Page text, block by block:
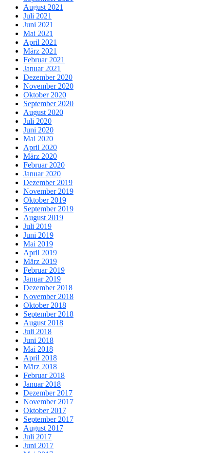
August 2021
Juli 2021
Juni 2021
Mai 2021
April 2021
März 2021
Februar 2021
Januar 2021
Dezember 2020
November 2020
Oktober 2020
September 2020
August 2020
Juli 2020
Juni 2020
Mai 2020
April 2020
März 2020
Februar 2020
Januar 2020
Dezember 2019
November 2019
Oktober 2019
September 2019
August 2019
Juli 2019
Juni 2019
Mai 2019
April 2019
März 2019
Februar 2019
Januar 2019
Dezember 2018
November 2018
Oktober 2018
September 2018
August 2018
Juli 2018
Juni 2018
Mai 2018
April 2018
März 2018
Februar 2018
Januar 2018
Dezember 2017
November 2017
Oktober 2017
September 2017
August 2017
Juli 2017
Juni 2017